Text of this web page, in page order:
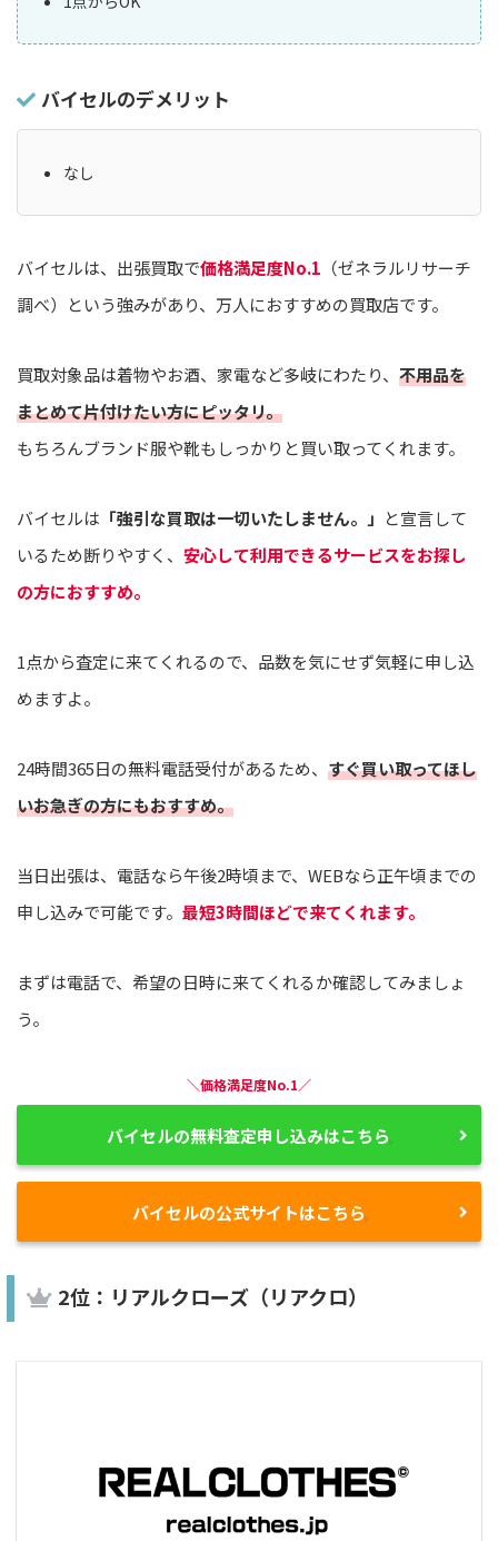
バイセルのデメリット
なし
バイセルは、出張買取で価格満足度No.1 （ゼネラルリサーチ
調べ）という強みがあり、万人におすすめの買取店です。
買取対象品は着物やお酒、家電など多岐にわたり、 不用品を
まとめて片付けたい方にピッタリ。
もちろんブランド服や靴もしっかりと買い取ってくれます。
バイセルは 「強引な買取は一切いたしません。」 と宣言して
いるため断りやすく、 安心して利用できるサービスをお探し
の方におすすめ。
1点から査定に来てくれるので、品数を気にせず気軽に申し込
めますよ。
24時間365日の無料電話受付があるため、 すぐ買い取ってほし
いお急ぎの方にもおすすめ。
当日出張は、電話なら午後2時頃まで、WEBなら正午頃までの
申し込みで可能です。 最短3時間ほどで来てくれます。
まずは電話で、希望の日時に来てくれるか確認してみましょ
う。
＼価格満足度No.1／
バイセルの無料査定申し込みはこちら
バイセルの公式サイトはこちら
2位：リアルクローズ（リアクロ）